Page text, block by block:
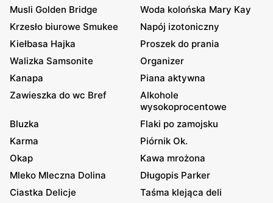
Musli Golden Bridge
Woda kolońska Mary Kay
Krzesło biurowe Smukee
Napój izotoniczny
Kiełbasa Hajka
Proszek do prania
Walizka Samsonite
Organizer
Kanapa
Piana aktywna
Zawieszka do wc Bref
Alkohole
wysokoprocentowe
Bluzka
Flaki po zamojsku
Karma
Piórnik Ok.
Okap
Kawa mrożona
Mleko Mleczna Dolina
Długopis Parker
Ciastka Delicje
Taśma klejąca deli